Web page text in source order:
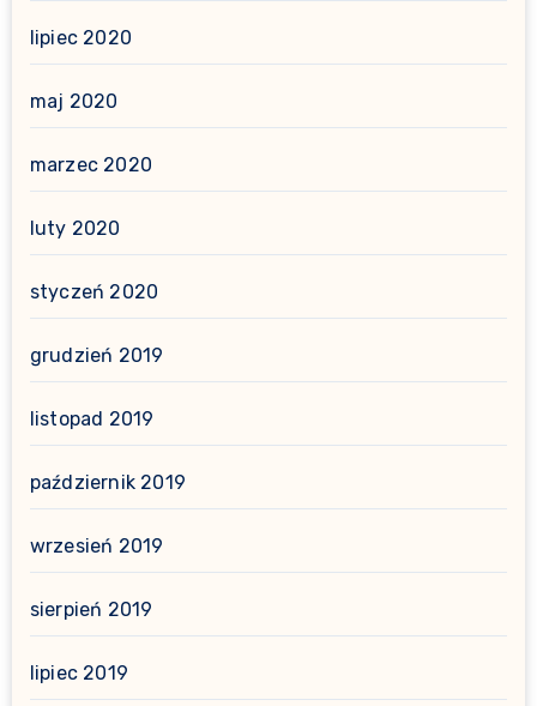
lipiec 2020
maj 2020
marzec 2020
luty 2020
styczeń 2020
grudzień 2019
listopad 2019
październik 2019
wrzesień 2019
sierpień 2019
lipiec 2019